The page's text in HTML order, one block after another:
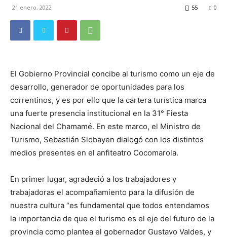
21 enero, 2022 0
55
El Gobierno Provincial concibe al turismo como un eje de
desarrollo, generador de oportunidades para los
correntinos, y es por ello que la cartera turística marca
una fuerte presencia institucional en la 31° Fiesta
Nacional del Chamamé. En este marco, el Ministro de
Turismo, Sebastián Slobayen dialogó con los distintos
medios presentes en el anfiteatro Cocomarola.
En primer lugar, agradeció a los trabajadores y
trabajadoras el acompañamiento para la difusión de
nuestra cultura “es fundamental que todos entendamos
la importancia de que el turismo es el eje del futuro de la
provincia como plantea el gobernador Gustavo Valdes, y